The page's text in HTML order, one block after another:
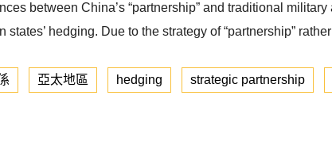
between China’s “partnership” and traditional
hedging. Due to the strategy of “partnership”
亞太地區 hedging strategic partnership